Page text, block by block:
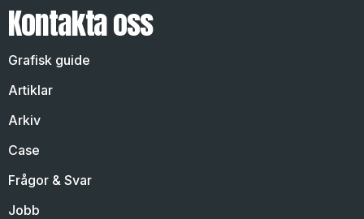
Kontakta oss
Grafisk guide
Artiklar
Arkiv
Case
Frågor & Svar
Jobb